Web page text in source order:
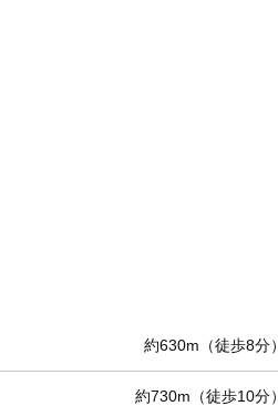
約630m（徒歩8分）
約730m（徒歩10分）